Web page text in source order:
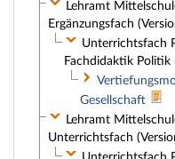
Lehramt
Ergänzungsfach
Unterrichtsfach
Fachdidaktik Politik
Gesellschaft
Lehramt
Unterrichtsfach